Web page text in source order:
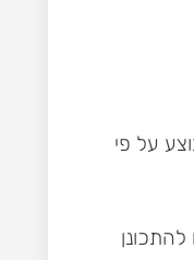
על פי